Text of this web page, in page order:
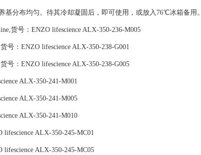
基分布均匀。待其冷却凝固后，即可使用，或放入76℃冰箱备用。
货号：ENZO lifescience ALX-350-236-M005
号：ENZO lifescience ALX-350-238-G001
号：ENZO lifescience ALX-350-238-G005
ALX-350-241-M001
ALX-350-241-M005
ALX-350-241-M010
lifescience ALX-350-245-MC01
lifescience ALX-350-245-MC05